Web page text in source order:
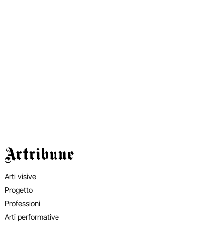
Artribune
Arti visive
Progetto
Professioni
Arti performative